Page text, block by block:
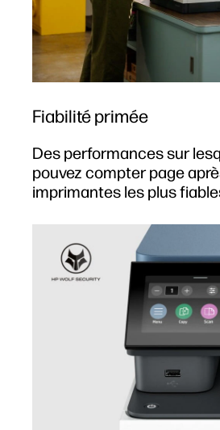
Fiabilité primée
Des performances sur
pouvez compter page
imprimantes les plus